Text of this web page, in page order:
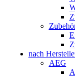
nach
AEG